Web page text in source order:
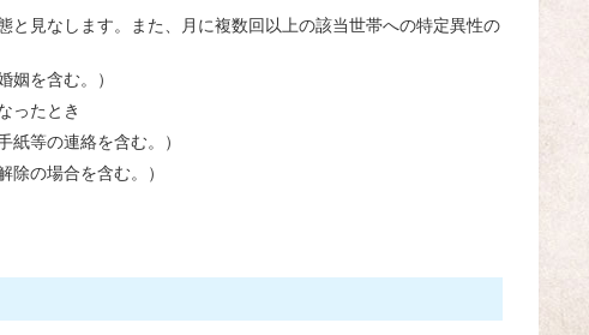
見なします。また、月に複数回以上の該当世帯への特定異性の
を含む。）
ったとき
等の連絡を含む。）
の場合を含む。）